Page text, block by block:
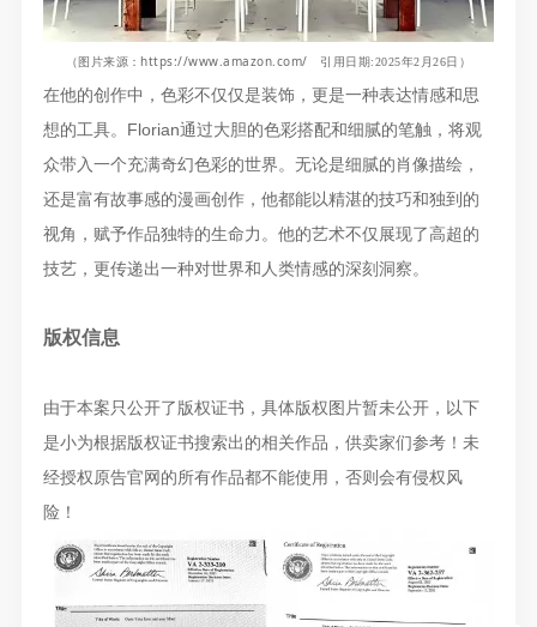
（图片来源 ： https://www.amazon.com/ 引用日期:2025年2月26日）
在他的创作中，色彩不仅仅是装饰，更是一种表达情感和思
想的工具。Florian通过大胆的色彩搭配和细腻的笔触，将观
众带入一个充满奇幻色彩的世界。无论是细腻的肖像描绘，
还是富有故事感的漫画创作，他都能以精湛的技巧和独到的
视角，赋予作品独特的生命力。他的艺术不仅展现了高超的
技艺，更传递出一种对世界和人类情感的深刻洞察。
版权信息
由于本案只公开了版权证书，具体版权图片暂未公开，以下
是小为根据版权证书搜索出的相关作品，供卖家们参考！未
经授权原告官网的所有作品都不能使用，否则会有侵权风
险！